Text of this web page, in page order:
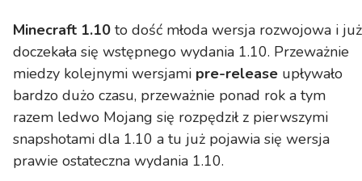
Minecraft 1.10 to dość młoda wersja rozwojowa i już
doczekała się wstępnego wydania 1.10. Przeważnie
miedzy kolejnymi wersjami pre-release upływało
bardzo dużo czasu, przeważnie ponad rok a tym
razem ledwo Mojang się rozpędził z pierwszymi
snapshotami dla 1.10 a tu już pojawia się wersja
prawie ostateczna wydania 1.10.